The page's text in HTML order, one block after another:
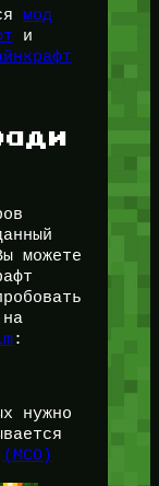
мод
и
можете
:
нужно
(МСО)